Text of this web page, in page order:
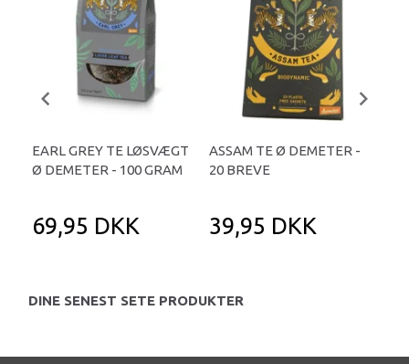
EARL GREY TE LØSVÆGT
Ø DEMETER - 100 GRAM
69,95 DKK
ASSAM TE Ø DEMETER -
20 BREVE
39,95 DKK
DINE SENEST SETE PRODUKTER